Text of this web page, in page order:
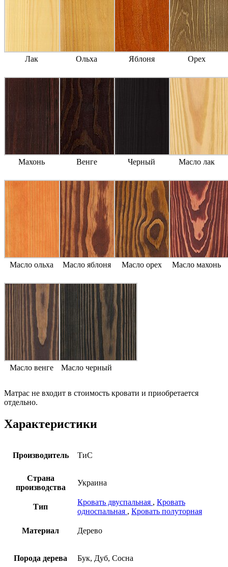
Лак Ольха Яблоня Орех
Махонь Венге Черный Масло лак
Масло ольха Масло яблоня Масло орех Масло махонь
Масло венге Масло черный
Матрас не входит в стоимость кровати и приобретается
отдельно.
Характеристики
Производитель ТиС
Страна
производства
Украина
Тип
Кровать двуспальная , Кровать
односпальная , Кровать полуторная
Материал Дерево
Порода дерева Бук, Дуб, Сосна